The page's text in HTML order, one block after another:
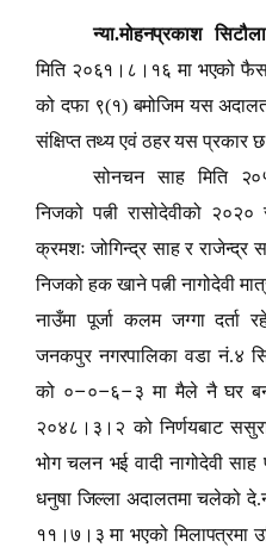
न्या.मोहनप्रकाश
मिति २०६१।८।१६ मा भएको
को दफा ९(१) बमोजिम यस
संक्षिप्त तथ्य एवं ठहर यस प्रकार छ
सोनचन साह मिति
निजको पत्नी रासोदेवीको
क्रमशः जोगिन्द्र साह र राजेन्द्र
निजको हक खाने पत्नी नागोदेवी
नाउँमा पूर्जा कलम जग्गा दर्ता
जनकपुर नगरपालिका वडा नं.४
को ०–०–६–३ मा मैले नै घर
२०४८।३।२ को निर्णयबाट
भोग चलन भई वादी नागोदेवी साह
धनुषा जिल्ला अदालतमा चलेको
११।७।३ मा भएको मिलापत्रमा